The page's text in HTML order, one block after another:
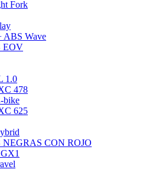
Fork
ABS Wave
EOV
1.0
478
bike
625
CON ROJO